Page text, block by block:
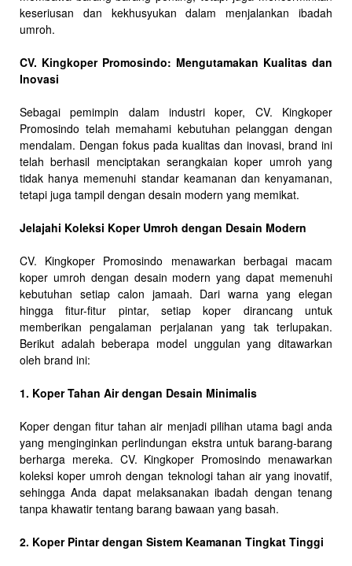
keseriusan dan kekhusyukan dalam menjalankan ibadah
umroh.
CV. Kingkoper Promosindo: Mengutamakan Kualitas dan
Inovasi
Sebagai pemimpin dalam industri koper, CV. Kingkoper
Promosindo telah memahami kebutuhan pelanggan dengan
mendalam. Dengan fokus pada kualitas dan inovasi, brand ini
telah berhasil menciptakan serangkaian koper umroh yang
tidak hanya memenuhi standar keamanan dan kenyamanan,
tetapi juga tampil dengan desain modern yang memikat.
Jelajahi Koleksi Koper Umroh dengan Desain Modern
CV. Kingkoper Promosindo menawarkan berbagai macam
koper umroh dengan desain modern yang dapat memenuhi
kebutuhan setiap calon jamaah. Dari warna yang elegan
hingga fitur-fitur pintar, setiap koper dirancang untuk
memberikan pengalaman perjalanan yang tak terlupakan.
Berikut adalah beberapa model unggulan yang ditawarkan
oleh brand ini:
1. Koper Tahan Air dengan Desain Minimalis
Koper dengan fitur tahan air menjadi pilihan utama bagi anda
yang menginginkan perlindungan ekstra untuk barang-barang
berharga mereka. CV. Kingkoper Promosindo menawarkan
koleksi koper umroh dengan teknologi tahan air yang inovatif,
sehingga Anda dapat melaksanakan ibadah dengan tenang
tanpa khawatir tentang barang bawaan yang basah.
2. Koper Pintar dengan Sistem Keamanan Tingkat Tinggi